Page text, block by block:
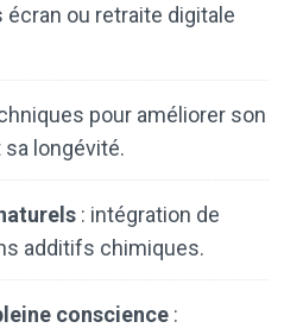
ou retraite digitale
pour améliorer son
longévité.
: intégration de
additifs chimiques.
conscience :